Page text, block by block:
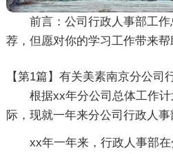
前言：公司行政人事部工
荐，但愿对你的学习工作带来帮
【第1篇】有关美素南京分公司
根据xx年分公司总体工作
际，现就一年来分公司行政人事
xx年一年来，行政人事部